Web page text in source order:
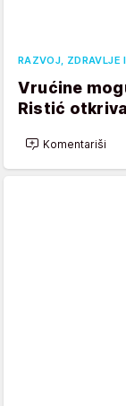
RAZVOJ, ZDRAVLJE
Vrućine
Ristić
Komentariši